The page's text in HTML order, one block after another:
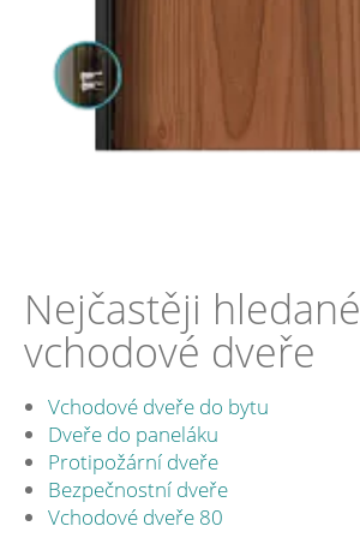
Nejčastěji hledané
vchodové dveře
Vchodové dveře do bytu
Dveře do paneláku
Protipožární dveře
Bezpečnostní dveře
Vchodové dveře 80